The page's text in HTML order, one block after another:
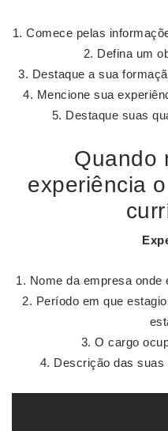
Comece pelas
Defina um
Destaque a sua
Mencione sua
Destaque suas
Quando
experiência
Nome da empresa onde
Período em que
O cargo
Descrição das suas